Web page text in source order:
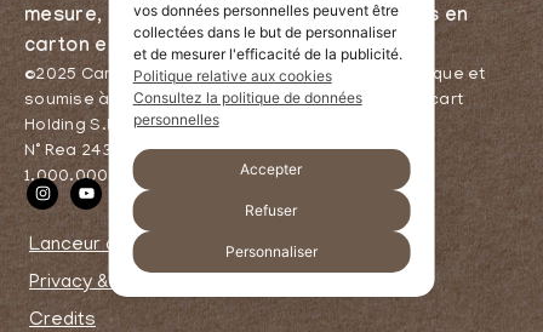
mesure, boîtes pour bouteilles, emballages en
carton et bien plus
©2025 Cartotrentina S.r.l. – Société à associé unique et
soumise à la direction et à la coordination de Dolcart
Holding S.R.L.
N° Rea 243039, Capital social entièrement libéré
1.000.000,00 € – TVA / Code fiscal 02691910224
Lanceur d’alerte
Privacy & Cookies
Credits
vos données personnelles peuvent être
collectées dans le but de personnaliser
et de mesurer l'efficacité de la publicité.
Politique relative aux cookies
Consultez la politique de données
personnelles
Accepter
Refuser
Personnaliser